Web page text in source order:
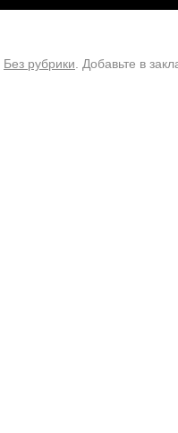
Без рубрики . Добавьте в